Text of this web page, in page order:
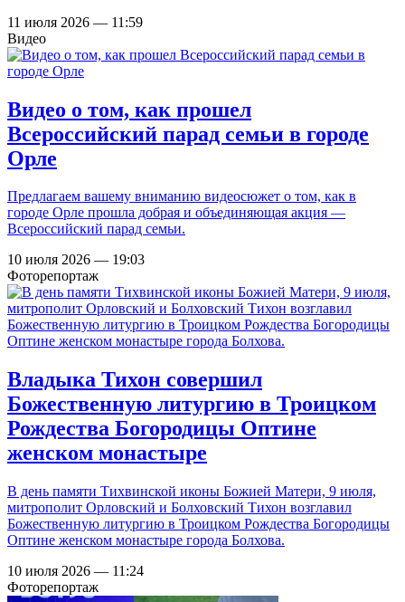
11 июля 2026 — 11:59
Видео
Видео о том, как прошел
Всероссийский парад семьи в городе
Орле
Предлагаем вашему вниманию видеосюжет о том, как в
городе Орле прошла добрая и объединяющая акция —
Всероссийский парад семьи.
10 июля 2026 — 19:03
Фоторепортаж
Владыка Тихон совершил
Божественную литургию в Троицком
Рождества Богородицы Оптине
женском монастыре
В день памяти Тихвинской иконы Божией Матери, 9 июля,
митрополит Орловский и Болховский Тихон возглавил
Божественную литургию в Троицком Рождества Богородицы
Оптине женском монастыре города Болхова.
10 июля 2026 — 11:24
Фоторепортаж